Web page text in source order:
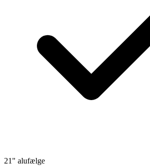
21" alufælge